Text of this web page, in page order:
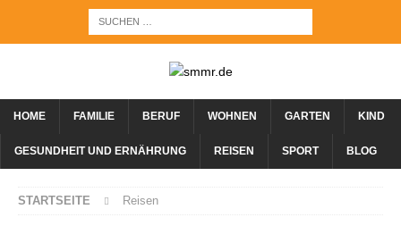
HOME FAMILIE BERUF WOHNEN GARTEN KIND
GESUNDHEIT UND ERNÄHRUNG REISEN SPORT BLOG
STARTSEITE Reisen